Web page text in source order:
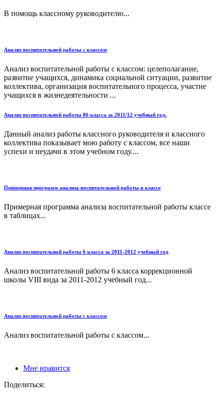
В помощь классному руководителю...
Анализ воспитательной работы с классом
Анализ воспитательной работы с классом: целеполагание,
развитие учащихся, динамика социальной ситуации, развитие
коллектива, организация воспитательного процесса, участие
учащихся в жизнедеятельности ...
Анализ воспитательной работы 8б класса за 2011/12 учебный год.
Данный анализ работы классного руководителя и классного
коллектива показывает мою работу с классом, все наши
успехи и неудачи в этом учебном году....
Примерная программ анализа воспитательной работы в классе
Примерная программа анализа воспитательной работы классе
в таблицах...
Анализ воспитательной работы 6 класса за 2011-2012 учебный год
Анализ воспитательной работы 6 класса коррекционной
школы VIII вида за 2011-2012 учебный год...
Анализ воспитательной работы с классом
Анализ воспитательной работы с классом...
Мне нравится
Поделиться: